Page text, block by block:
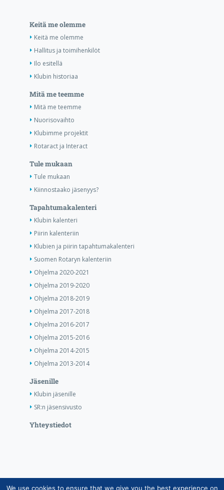
Keitä me olemme
Keitä me olemme
Hallitus ja toimihenkilöt
Ilo esitellä
Klubin historiaa
Mitä me teemme
Mitä me teemme
Nuorisovaihto
Klubimme projektit
Rotaract ja Interact
Tule mukaan
Tule mukaan
Kiinnostaako jäsenyys?
Tapahtumakalenteri
Klubin kalenteri
Piirin kalenteriin
Klubien ja piirin tapahtumakalenteri
Suomen Rotaryn kalenteriin
Ohjelma 2020-2021
Ohjelma 2019-2020
Ohjelma 2018-2019
Ohjelma 2017-2018
Ohjelma 2016-2017
Ohjelma 2015-2016
Ohjelma 2014-2015
Ohjelma 2013-2014
Jäsenille
Klubin jäsenille
SR:n jäsensivusto
Yhteystiedot
We use cookies to ensure that we give you the best experience on